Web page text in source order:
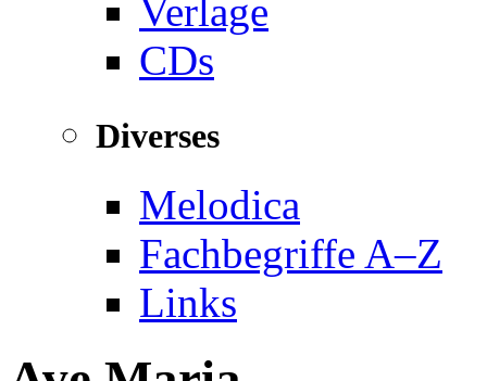
Verlage
CDs
Diverses
Melodica
Fachbegriffe A–Z
Links